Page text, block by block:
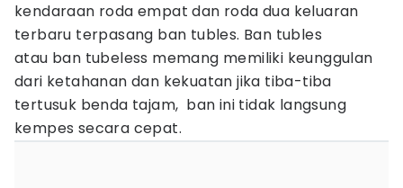
kendaraan roda empat dan roda dua keluaran
terbaru terpasang ban tubles. Ban tubles
atau ban tubeless memang memiliki keunggulan
dari ketahanan dan kekuatan jika tiba-tiba
tertusuk benda tajam, ban ini tidak langsung
kempes secara cepat.